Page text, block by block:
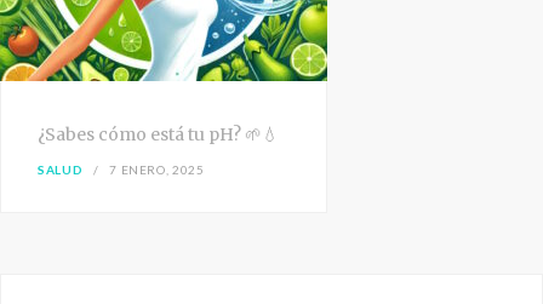
¿Sabes cómo está tu pH? 🌱💧
SALUD 7 ENERO, 2025